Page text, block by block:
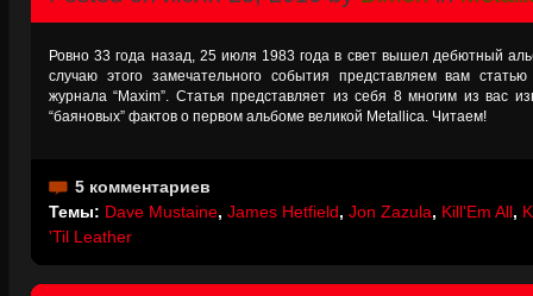
Ровно 33 года назад, 25 июля 1983 года в свет вышел дебютный
случаю этого замечательного события представляем вам
журнала “Maxim”. Статья представляет из себя 8 многим из вас
“баяновых” фактов о первом альбоме великой Metallica. Читаем!
5 комментариев
Темы: Dave Mustaine, James Hetfield, Jon Zazula, Kill'Em All,
'Til Leather